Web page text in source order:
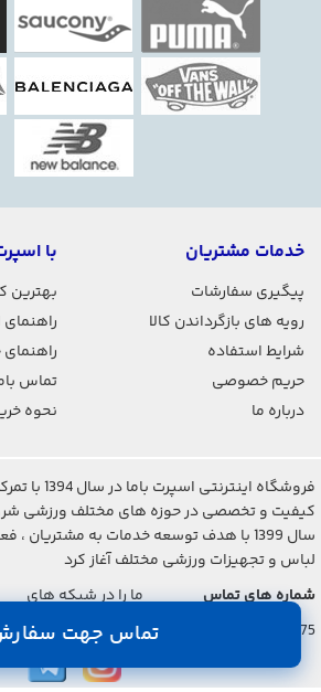
تماس جهت
خدمات مشتریان
پیگیری سفارشات
رویه های بازگرداندن کالا
شرایط استفاده
حریم خصوصی
درباره ما
با
تماس
نحوه
فروشگاه
کیفیت و تخصصی در حوزه های مختلف ورزشی
سال 1399 با هدف توسعه خدمات به مشتریان
لباس و تجهیزات ورزشی مختلف آغاز کرد
شماره های تماس
021-2842-7275
ما را در شبکه های
اجتماعی دنبال کنید